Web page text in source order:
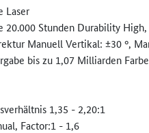
Laser
20.000 Stunden Durability
Manuell Vertikal: ±30 °,
bis zu 1,07 Milliarden
1,35 - 2,20:1
Factor:1 - 1,6